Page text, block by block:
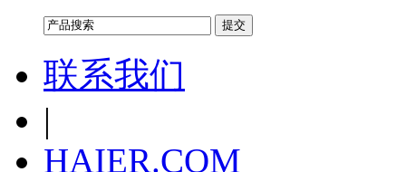
联系我们
|
HAIER.COM